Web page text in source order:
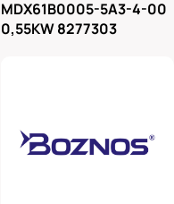
MDX61B0005-5A3-4-00
0,55KW 8277303